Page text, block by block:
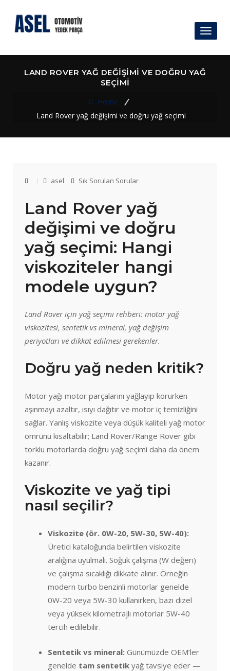
Toggle
LAND ROVER YAĞ DEĞIŞIMI VE DOĞRU YAĞ
SEÇIMI
Home
Land Rover yağ değişimi ve doğru yağ seçimi
asel Sık Sorulan Sorular
Land Rover yağ
değişimi ve doğru
yağ seçimi: Hangi
viskoziteler hangi
modele uygun?
Land Rover için yağ seçimi rehberi: motor yağ
viskozitesi, sentetik vs mineral, yağ değişim
periyotları ve dikkat edilmesi gerekenler.
Doğru yağ neden kritik?
Motor yağı motor parçalarını yağlayıp korurken
aşınmayı azaltır, ısıyı dağıtır ve motor iç temizliğini
sağlar. Yanlış viskozite veya düşük kaliteli yağ motor
ömrünü kısaltabilir; Land Rover/Range Rover gibi
torklu motorlarda doğru yağ seçimi daha da önem
kazanır.
Viskozite ve yağ tipi
nasıl seçilir?
Viskozite (ör. 0W-20, 5W-30, 5W-40):
Üretici kataloğunda belirtilen viskozite
aralığına uyulmalı. Soğuk çalışma (W değeri)
ve çalışma sıcaklığı dikkate alınır. Örneğin
modern turbo benzinli motorlar genelde
0W-20 veya 5W-30 kullanırken, bazı dizel
veya yüksek kilometrajlı motorlar 5W-40
tercih edilebilir.
Sentetik vs mineral: Günümüzde OEM’ler
genelde tam sentetik yağ tavsiye eder —